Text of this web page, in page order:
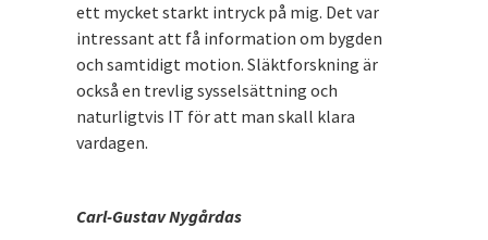
ett mycket starkt intryck på mig. Det var
intressant att få information om bygden
och samtidigt motion. Släktforskning är
också en trevlig sysselsättning och
naturligtvis IT för att man skall klara
vardagen.
Carl-Gustav Nygårdas